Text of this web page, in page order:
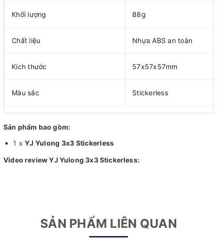
Khối lượng 88g
Chất liệu Nhựa ABS an toàn
Kích thước 57x57x57mm
Màu sắc Stickerless
Sản phẩm bao gồm:
1 x YJ Yulong 3x3 Stickerless
Video reviewYJ Yulong 3x3 Stickerless:
SẢN PHẨM LIÊN QUAN